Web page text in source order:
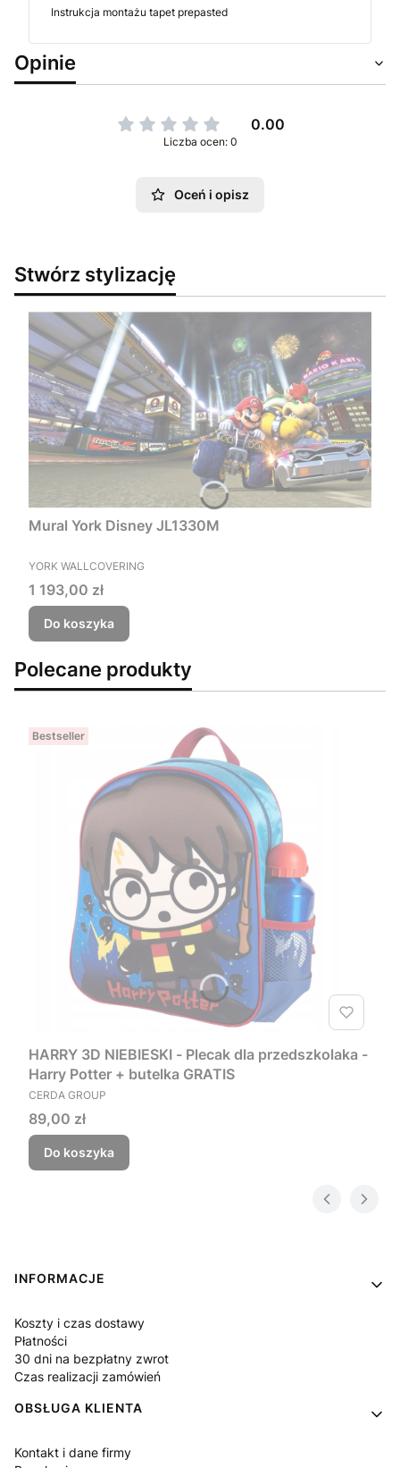
Instrukcja montażu tapet prepasted
Opinie
0.00
Liczba ocen: 0
Oceń i opisz
Stwórz stylizację
Mural York Disney JL1330M
PRODUCENT
YORK WALLCOVERING
Cena
1 193,00 zł
Do koszyka
Polecane produkty
Bestseller
HARRY 3D NIEBIESKI - Plecak dla przedszkolaka -
Harry Potter + butelka GRATIS
PRODUCENT
CERDA GROUP
Cena
89,00 zł
Do koszyka
Linki w stopce
INFORMACJE
Koszty i czas dostawy
Płatności
30 dni na bezpłatny zwrot
Czas realizacji zamówień
OBSŁUGA KLIENTA
Kontakt i dane firmy